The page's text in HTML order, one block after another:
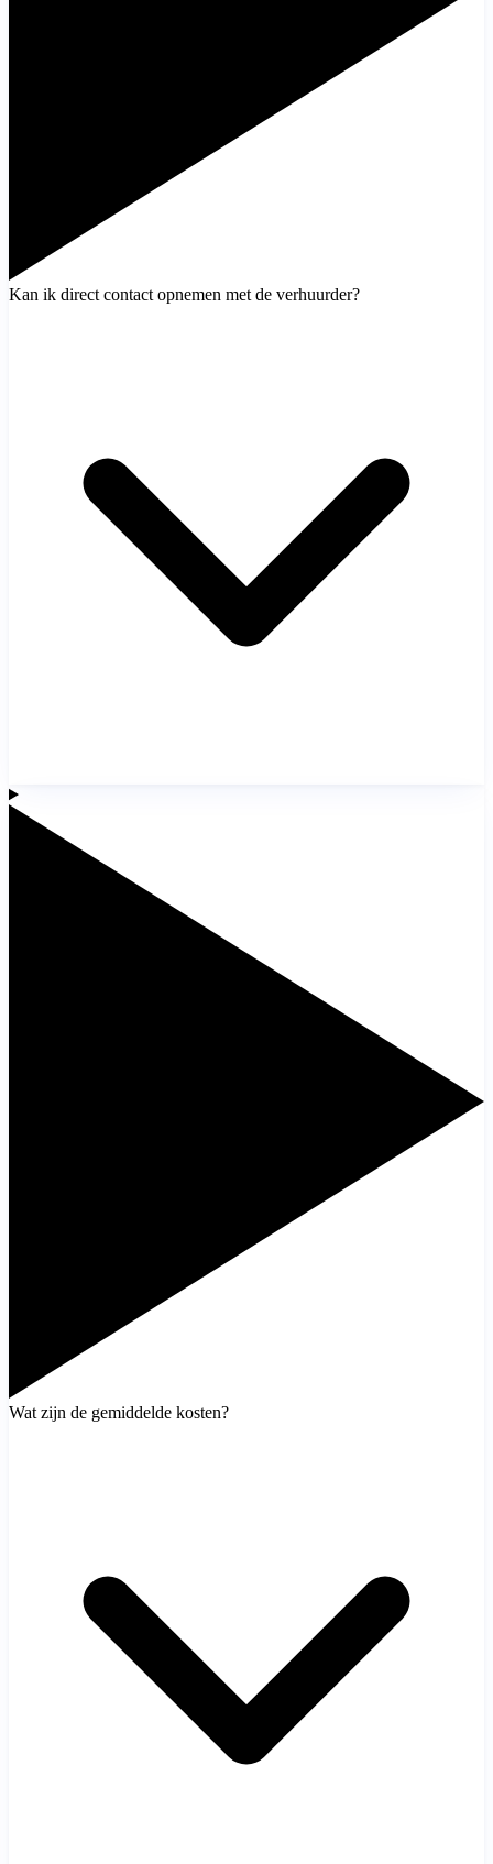
Kan ik direct contact opnemen met de verhuurder?
Wat zijn de gemiddelde kosten?